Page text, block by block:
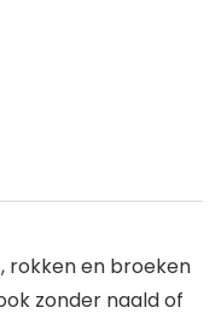
rokken en broeken
zonder naald of